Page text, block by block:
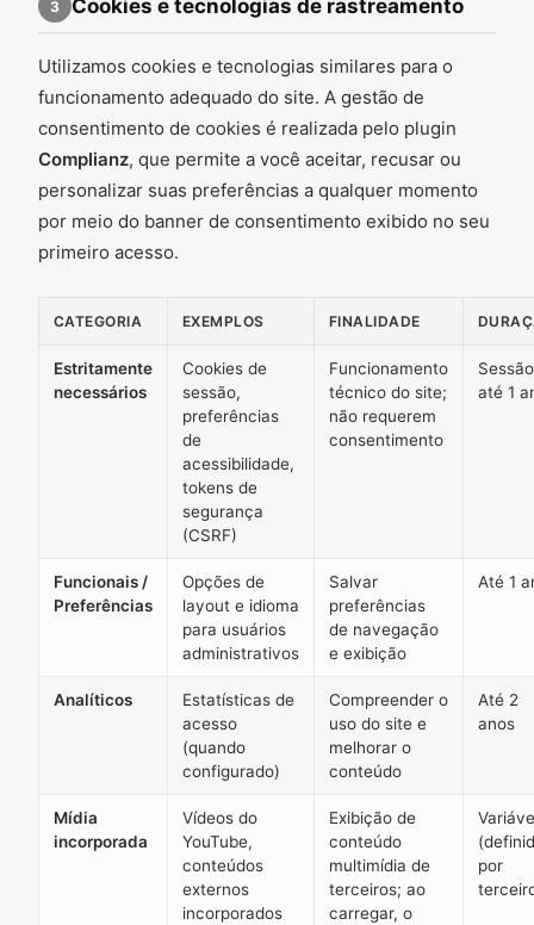
3 Cookies e tecnologias de rastreamento
Utilizamos cookies e tecnologias similares para o
funcionamento adequado do site. A gestão de
consentimento de cookies é realizada pelo plugin
Complianz, que permite a você aceitar, recusar ou
personalizar suas preferências a qualquer momento
por meio do banner de consentimento exibido no seu
primeiro acesso.
CATEGORIA EXEMPLOS FINALIDADE
Estritamente
necessários
Cookies de
sessão,
preferências
de
acessibilidade,
tokens de
segurança
(CSRF)
Funcionamento
técnico do site;
não requerem
consentimento
até 1
Funcionais /
Preferências
Opções de
layout e idioma
para usuários
administrativos
Salvar
preferências
de navegação
e exibição
Até 1
Analíticos
Estatísticas de
acesso
(quando
configurado)
Compreender o
uso do site e
melhorar o
conteúdo
Até 2
anos
Mídia
incorporada
Vídeos do
YouTube,
conteúdos
externos
incorporados
Exibição de
conteúdo
multimídia de
terceiros; ao
carregar, o
por